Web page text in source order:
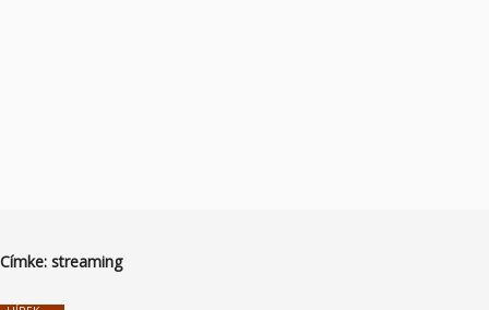
Címke: streaming